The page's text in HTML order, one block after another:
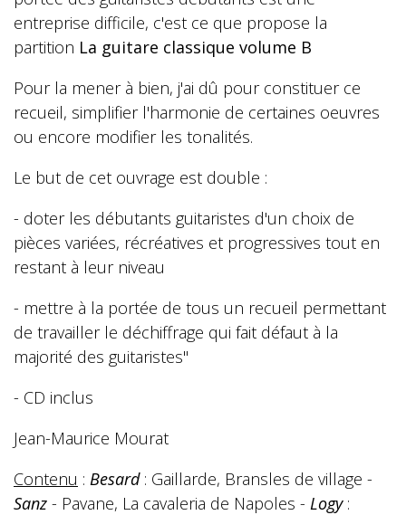
entreprise difficile, c'est ce que propose la
partition La guitare classique volume B
Pour la mener à bien, j'ai dû pour constituer ce
recueil, simplifier l'harmonie de certaines oeuvres
ou encore modifier les tonalités.
Le but de cet ouvrage est double :
- doter les débutants guitaristes d'un choix de
pièces variées, récréatives et progressives tout en
restant à leur niveau
- mettre à la portée de tous un recueil permettant
de travailler le déchiffrage qui fait défaut à la
majorité des guitaristes"
- CD inclus
Jean-Maurice Mourat
Contenu : Besard : Gaillarde, Bransles de village -
Sanz - Pavane, La cavaleria de Napoles - Logy :